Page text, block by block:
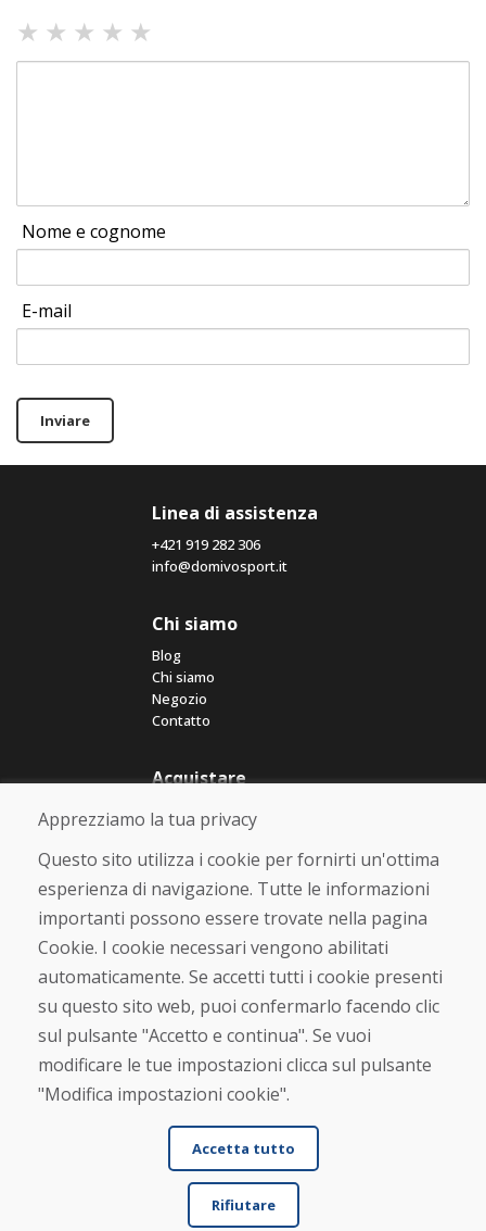
★ ★ ★ ★ ★
Nome e cognome
E-mail
Inviare
Linea di assistenza
+421 919 282 306
info@domivosport.it
Chi siamo
Blog
Chi siamo
Negozio
Contatto
Acquistare
Negozio online
Termini e condizioni commerciali
Spedizione e pagamento
Reso e cambio merce
Protezione dei dati personali
Cookies
Verificato dai clienti
★★★★★
Apprezziamo la tua privacy
Questo sito utilizza i cookie per fornirti un'ottima
esperienza di navigazione. Tutte le informazioni
importanti possono essere trovate nella pagina
Cookie. I cookie necessari vengono abilitati
automaticamente. Se accetti tutti i cookie presenti
su questo sito web, puoi confermarlo facendo clic
sul pulsante "Accetto e continua". Se vuoi
modificare le tue impostazioni clicca sul pulsante
"Modifica impostazioni cookie".
Accetta tutto
Rifiutare